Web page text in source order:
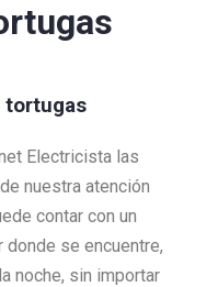
tortugas
Electricista las
nuestra atención
contar con un
se encuentre,
noche, sin importar